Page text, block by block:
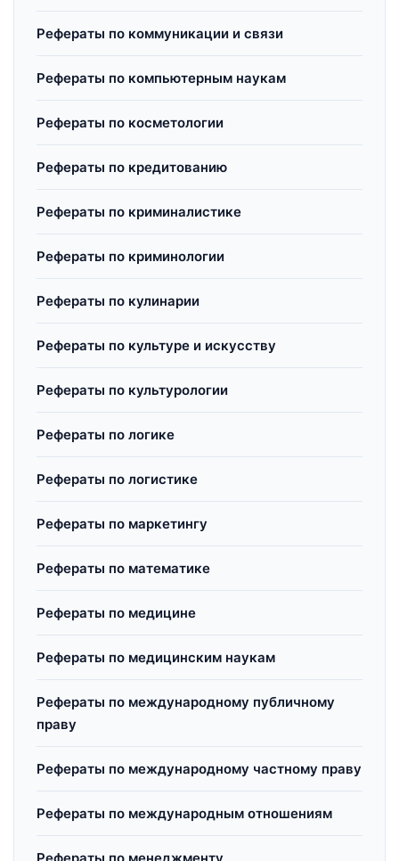
Рефераты по коммуникации и связи
Рефераты по компьютерным наукам
Рефераты по косметологии
Рефераты по кредитованию
Рефераты по криминалистике
Рефераты по криминологии
Рефераты по кулинарии
Рефераты по культуре и искусству
Рефераты по культурологии
Рефераты по логике
Рефераты по логистике
Рефераты по маркетингу
Рефераты по математике
Рефераты по медицине
Рефераты по медицинским наукам
Рефераты по международному публичному
праву
Рефераты по международному частному праву
Рефераты по международным отношениям